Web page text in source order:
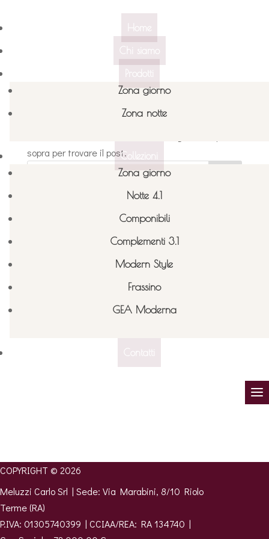
Home
Chi siamo
Prodotti
Zona giorno
Zona notte
Collezioni
Zona giorno
Notte 4.1
Componibili
Complementi 3.1
Modern Style
Frassino
GEA Moderna
Contatti
Nessun risultato
La pagina richiesta non è stata trovata. Affina la
sopra per trovare il post.
Recent Comments
Nessun commento da mostrare.
Arreda con noi
COPYRIGHT © 2026
Meluzzi Carlo Srl | Sede: Via Marabini, 8/10 Riolo
Terme (RA)
P.IVA: 01305740399 | CCIAA/REA: RA 134740 |